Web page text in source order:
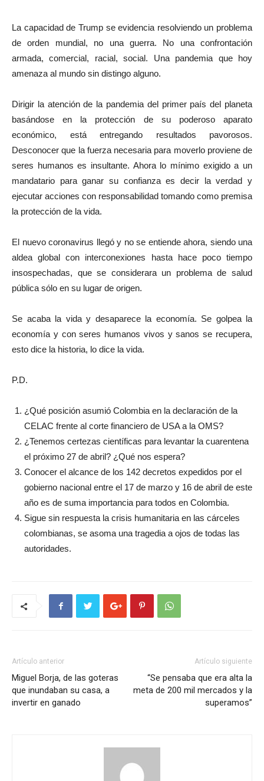
La capacidad de Trump se evidencia resolviendo un problema
de orden mundial, no una guerra. No una confrontación
armada, comercial, racial, social. Una pandemia que hoy
amenaza al mundo sin distingo alguno.
Dirigir la atención de la pandemia del primer país del planeta
basándose en la protección de su poderoso aparato
económico, está entregando resultados pavorosos.
Desconocer que la fuerza necesaria para moverlo proviene de
seres humanos es insultante. Ahora lo mínimo exigido a un
mandatario para ganar su confianza es decir la verdad y
ejecutar acciones con responsabilidad tomando como premisa
la protección de la vida.
El nuevo coronavirus llegó y no se entiende ahora, siendo una
aldea global con interconexiones hasta hace poco tiempo
insospechadas, que se considerara un problema de salud
pública sólo en su lugar de origen.
Se acaba la vida y desaparece la economía. Se golpea la
economía y con seres humanos vivos y sanos se recupera,
esto dice la historia, lo dice la vida.
P.D.
¿Qué posición asumió Colombia en la declaración de la
CELAC frente al corte financiero de USA a la OMS?
¿Tenemos certezas científicas para levantar la cuarentena
el próximo 27 de abril? ¿Qué nos espera?
Conocer el alcance de los 142 decretos expedidos por el
gobierno nacional entre el 17 de marzo y 16 de abril de este
año es de suma importancia para todos en Colombia.
Sigue sin respuesta la crisis humanitaria en las cárceles
colombianas, se asoma una tragedia a ojos de todas las
autoridades.
Artículo anterior
Miguel Borja, de las goteras
que inundaban su casa, a
invertir en ganado
Artículo siguiente
“Se pensaba que era alta la
meta de 200 mil mercados y la
superamos”